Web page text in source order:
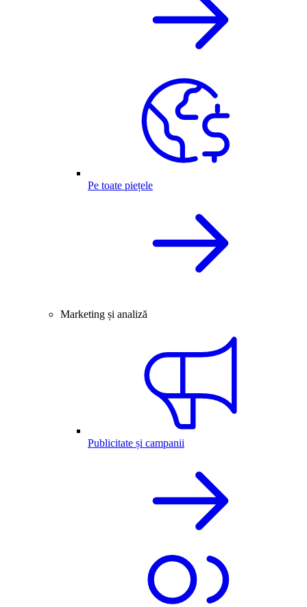
Pe toate piețele
Marketing și analiză
Publicitate și campanii